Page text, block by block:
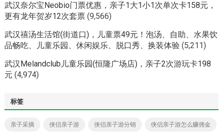
武汉奈尔宝Neobio门票优惠，亲子1大1小1次单次卡158元，
更有龙年贺岁12次套票 (9,566)
武汉禧汤生活馆(街道口)，儿童票49元！泡汤、自助、水果饮
品畅吃、儿童乐园、休闲娱乐、脱口秀、换装体验 (5,211)
武汉Melandclub儿童乐园(恒隆广场店)，亲子2次游玩卡198
元 (4,974)
标签
亲子采摘 侠侣亲子游 侠侣亲子游分销 侠侣亲子游怎么赚佣金